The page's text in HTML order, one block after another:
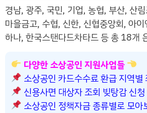
경남, 광주, 국민, 기업, 농협, 부산, 산
마을금고, 수협, 신한, 신협중앙회, 아
하나, 한국스탠다드차타드 등 총 18개
다양한 소상공인 지원사업들
소상공인 카드수수료 환급 지역별
신용사면 대상자 조회 빚탕감 신청
소상공인 정책자금 종류별로 모아